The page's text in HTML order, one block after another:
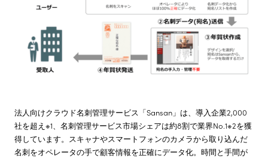
法人向けクラウド名刺管理サービス「Sansan」は、導入企業2,000
社を超え※1、名刺管理サービス市場シェアは約8割で業界No.1※2を獲
得しています。スキャナやスマートフォンのカメラから取り込んだ
名刺をオペレータの手で顧客情報を正確にデータ化。時間と手間が